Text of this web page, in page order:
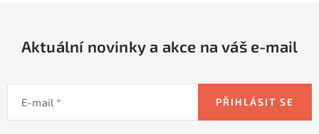
Aktuální novinky a akce na váš e-mail
E-mail PŘIHLÁSIT SE